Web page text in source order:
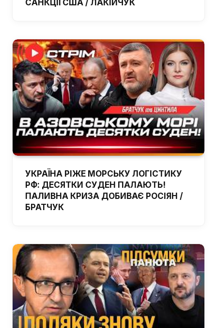
САНКЦІЇ США / ЛАКІЙЧУК
УКРАЇНА РІЖЕ МОРСЬКУ ЛОГІСТИКУ
РФ: ДЕСЯТКИ СУДЕН ПАЛАЮТЬ!
ПАЛИВНА КРИЗА ДОБИВАЄ РОСІЯН /
БРАТЧУК